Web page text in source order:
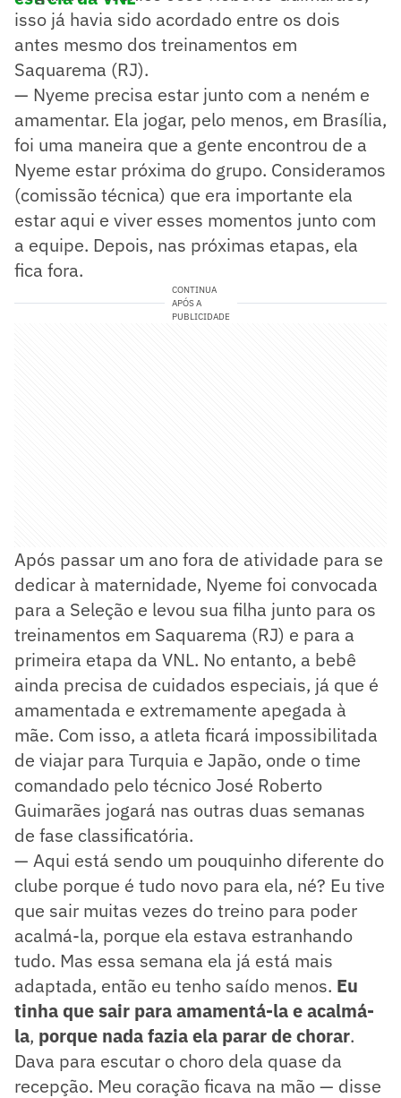
isso já havia sido acordado entre os dois
antes mesmo dos treinamentos em
Saquarema (RJ).
— Nyeme precisa estar junto com a neném e
amamentar. Ela jogar, pelo menos, em Brasília,
foi uma maneira que a gente encontrou de a
Nyeme estar próxima do grupo. Consideramos
(comissão técnica) que era importante ela
estar aqui e viver esses momentos junto com
a equipe. Depois, nas próximas etapas, ela
fica fora.
CONTINUA
APÓS A
PUBLICIDADE
Após passar um ano fora de atividade para se
dedicar à maternidade, Nyeme foi convocada
para a Seleção e levou sua filha junto para os
treinamentos em Saquarema (RJ) e para a
primeira etapa da VNL. No entanto, a bebê
ainda precisa de cuidados especiais, já que é
amamentada e extremamente apegada à
mãe. Com isso, a atleta ficará impossibilitada
de viajar para Turquia e Japão, onde o time
comandado pelo técnico José Roberto
Guimarães jogará nas outras duas semanas
de fase classificatória.
— Aqui está sendo um pouquinho diferente do
clube porque é tudo novo para ela, né? Eu tive
que sair muitas vezes do treino para poder
acalmá-la, porque ela estava estranhando
tudo. Mas essa semana ela já está mais
adaptada, então eu tenho saído menos. Eu
tinha que sair para amamentá-la e acalmá-
la, porque nada fazia ela parar de chorar.
Dava para escutar o choro dela quase da
recepção. Meu coração ficava na mão — disse